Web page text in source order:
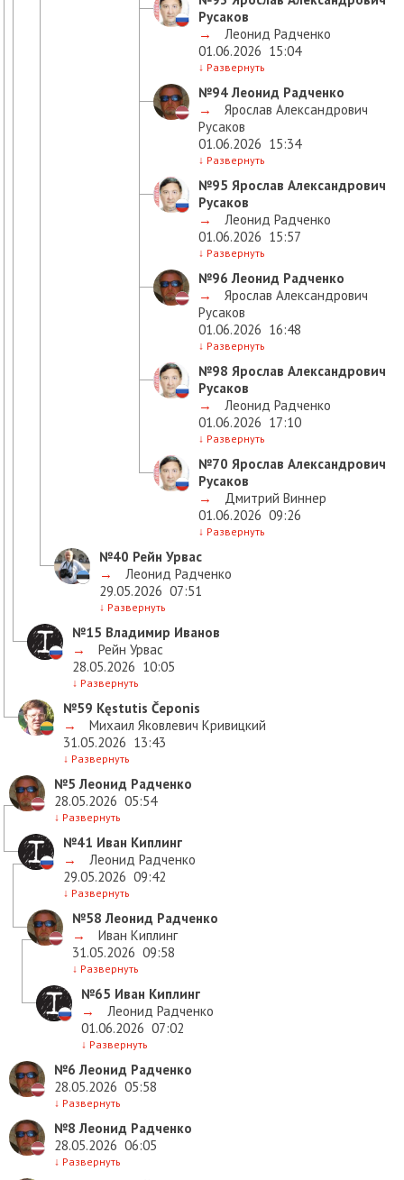
Русаков
→
Леонид Радченко
01.06.2026 15:04
↓ Развернуть
№94Леонид Радченко
→
Ярослав Александрович
Русаков
01.06.2026 15:34
↓ Развернуть
№95 Ярослав Александрович
Русаков
→
Леонид Радченко
01.06.2026 15:57
↓ Развернуть
№96 Леонид Радченко
→
Ярослав Александрович
Русаков
01.06.2026 16:48
↓ Развернуть
№98 Ярослав Александрович
Русаков
→
Леонид Радченко
01.06.2026 17:10
↓ Развернуть
№70 Ярослав Александрович
Русаков
→
Дмитрий Виннер
01.06.2026 09:26
↓ Развернуть
№40 Рейн Урвас
→
Леонид Радченко
29.05.2026 07:51
↓ Развернуть
№15 Владимир Иванов
→
Рейн Урвас
28.05.2026 10:05
↓ Развернуть
№59 Kęstutis Čeponis
→
Михаил Яковлевич Кривицкий
31.05.2026 13:43
↓ Развернуть
№5 Леонид Радченко
28.05.2026 05:54
↓ Развернуть
№41 Иван Киплинг
→
Леонид Радченко
29.05.2026 09:42
↓ Развернуть
№58 Леонид Радченко
→
Иван Киплинг
31.05.2026 09:58
↓ Развернуть
№65 Иван Киплинг
→
Леонид Радченко
01.06.2026 07:02
↓ Развернуть
№6 Леонид Радченко
28.05.2026 05:58
↓ Развернуть
№8 Леонид Радченко
28.05.2026 06:05
↓ Развернуть